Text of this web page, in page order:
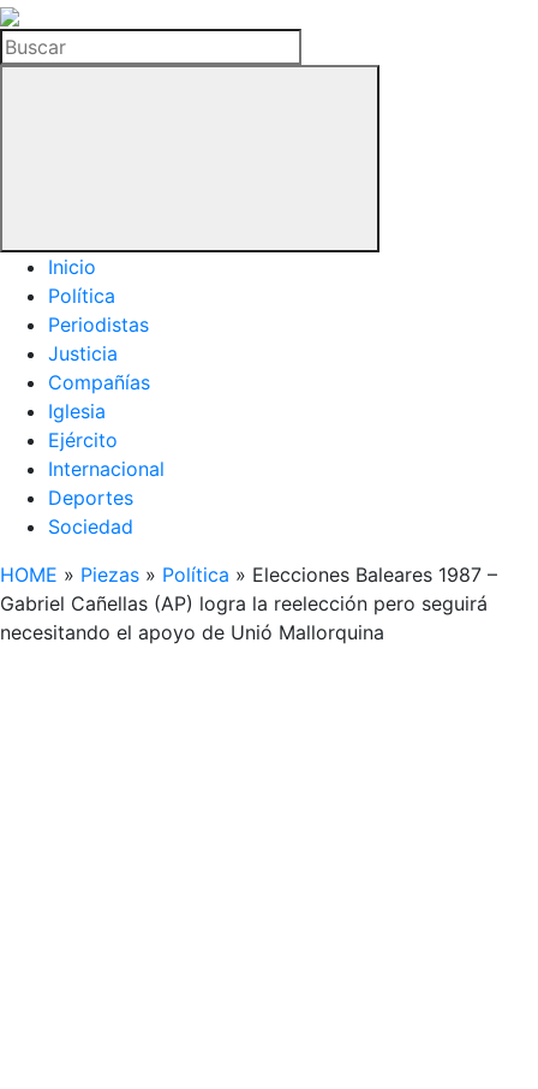
La
Hemeroteca
del
Buscar
Inicio
Política
Periodistas
Justicia
Compañías
Iglesia
Ejército
Internacional
Deportes
Sociedad
HOME » Piezas » Política » Elecciones Baleares 1987 –
Gabriel Cañellas (AP) logra la reelección pero seguirá
necesitando el apoyo de Unió Mallorquina